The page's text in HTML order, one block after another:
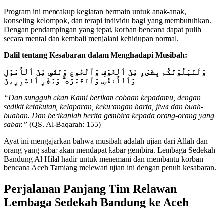
Program ini mencakup kegiatan bermain untuk anak-anak,
konseling kelompok, dan terapi individu bagi yang membutuhkan.
Dengan pendampingan yang tepat, korban bencana dapat pulih
secara mental dan kembali menjalani kehidupan normal.
Dalil tentang Kesabaran dalam Menghadapi Musibah:
وَلَنَبْلُوَنَّكُم بِشَىْءٍ مِّنَ ٱلْخَوْفِ وَٱلْجُوعِ وَنَقْصٍ مِّنَ ٱلْأَمْوَٰلِ
وَٱلْأَنفُسِ وَٱلثَّمَرَٰتِ ۗ وَبَشِّرِ ٱلصَّٰبِرِينَ
“Dan sungguh akan Kami berikan cobaan kepadamu, dengan
sedikit ketakutan, kelaparan, kekurangan harta, jiwa dan buah-
buahan. Dan berikanlah berita gembira kepada orang-orang yang
sabar.” (QS. Al-Baqarah: 155)
Ayat ini mengajarkan bahwa musibah adalah ujian dari Allah dan
orang yang sabar akan mendapat kabar gembira. Lembaga Sedekah
Bandung Al Hilal hadir untuk menemani dan membantu korban
bencana Aceh Tamiang melewati ujian ini dengan penuh kesabaran.
Perjalanan Panjang Tim Relawan
Lembaga Sedekah Bandung ke Aceh